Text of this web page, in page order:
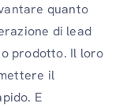
quanto
di lead
prodotto. Il loro
il
E